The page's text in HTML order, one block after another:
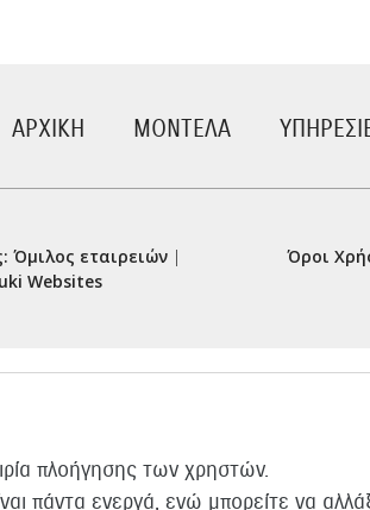
ΑΡΧΙΚΗ ΜΟΝΤΕΛΑ
Όμιλος εταιρειών |
Websites
Όροι
πλοήγησης των χρηστών.
πάντα ενεργά, ενώ μπορείτε να